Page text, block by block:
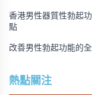
香港男性器質性勃起
點
改善男性勃起功能的
熱點關注